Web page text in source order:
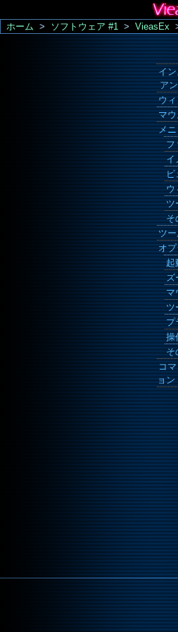
イ
アン
ウ
マ
メ
フ
イ
ビ
ウ
ツ
そ
ツ
オ
起
ズ
マ
ツ
プ
操
そ
コ
ョン
ホーム > ソフトウェア #1 > VieasEx